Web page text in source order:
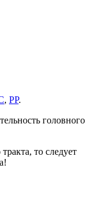
, PP.
головного
то следует